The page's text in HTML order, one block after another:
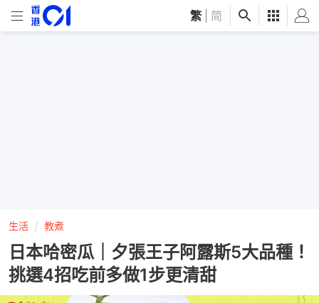
繁 简
生活 教煮
日本哈密瓜｜夕張王子阿露斯5大品種！
挑選4招吃前多做1步更清甜